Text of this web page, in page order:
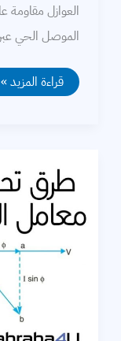
العوازل مقاومة
الموصل الحي
العوازل
الكهربائية
قراءة المزيد »